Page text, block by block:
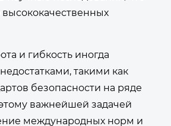
и гибкость иногда
такими как
безопасности на ряде
важнейшей задачей
международных норм и